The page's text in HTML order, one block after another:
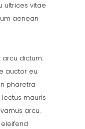
ultrices vitae
aenean
arcu dictum.
auctor eu
pharetra
mauris
arcu.